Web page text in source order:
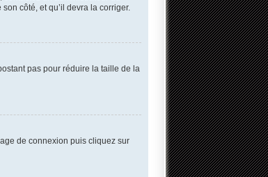
côté, et qu’il devra la corriger.
pas pour réduire la taille de la
de connexion puis cliquez sur